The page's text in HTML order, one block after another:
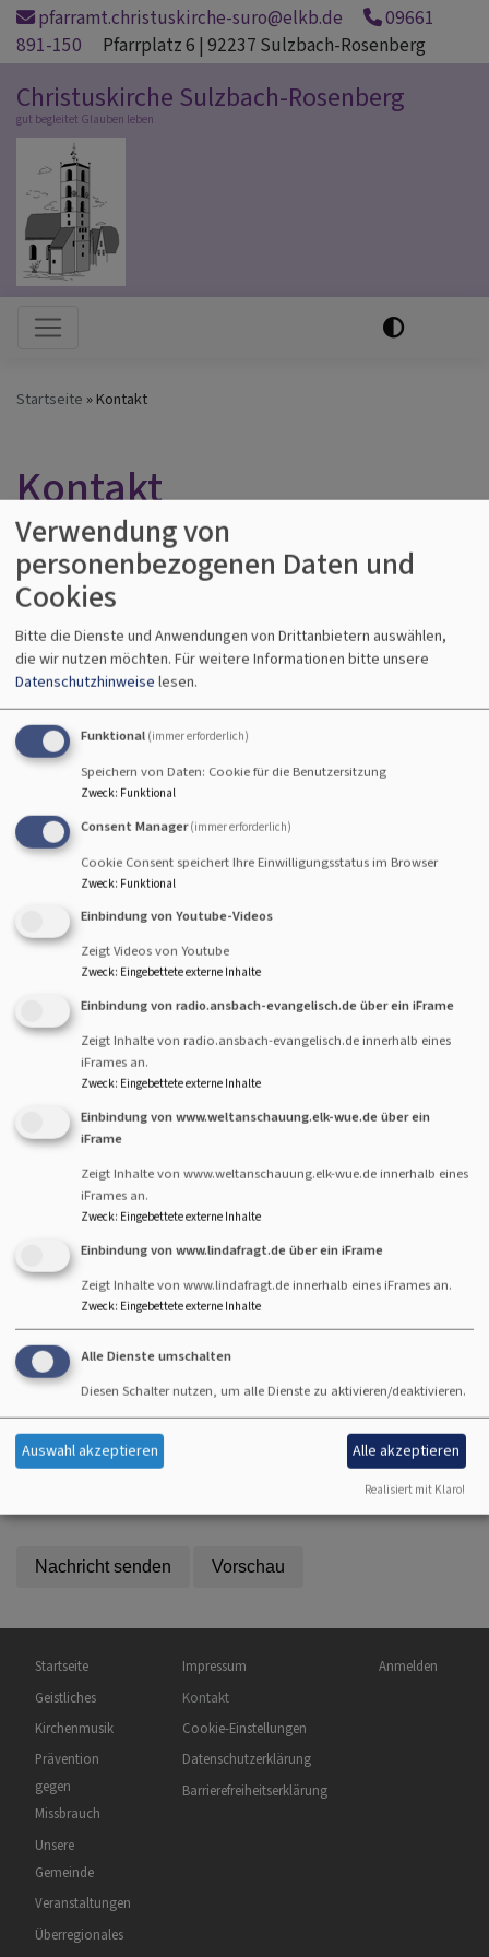
Direkt
zum
Inhalt
pfarramt.christuskirche-suro@elkb.de
09661
891-150
Pfarrplatz 6 | 92237 Sulzbach-Rosenberg
Christuskirche Sulzbach-Rosenberg
gut begleitet Glauben leben
Hauptnavigation
Startseite Kontakt
Kontakt
Ihr Name
Ihre E-Mail-Adresse
Betreff
Nachricht
Bitte geben Sie in Ihrer Nachricht keine Links oder
Internetadressen an.
Einwilligung
Sie erklären sich damit einverstanden, dass Ihre Daten zur
Bearbeitung Ihres Anliegens verwendet werden. Weitere
Informationen und Widerrufshinweise finden Sie in der
Datenschutzerklärung.
CAPTCHA
Math question (4 + 0 =)
Lösen Sie diese einfache mathematische Aufgabe und geben das
Hauptnavigation
Startseite
Geistliches
Kirchenmusik
Prävention
gegen
Missbrauch
Unsere
Gemeinde
Veranstaltungen
Überregionales
Fußbereichsmenü
Impressum
Kontakt
Cookie-Einstellungen
Datenschutzerklärung
Barrierefreiheitserklärung
Benutzermenü
Anmelden
Verwendung von
personenbezogenen Daten und
Cookies
Bitte die Dienste und Anwendungen von Drittanbietern auswählen,
die wir nutzen möchten. Für weitere Informationen bitte unsere
Datenschutzhinweise lesen.
Funktional (immer erforderlich)
Speichern von Daten: Cookie für die Benutzersitzung
Zweck: Funktional
Consent Manager (immer erforderlich)
Cookie Consent speichert Ihre Einwilligungsstatus im Browser
Zweck: Funktional
Einbindung von Youtube-Videos
Zeigt Videos von Youtube
Zweck: Eingebettete externe Inhalte
Einbindung von radio.ansbach-evangelisch.de über ein iFrame
Zeigt Inhalte von radio.ansbach-evangelisch.de innerhalb eines
iFrames an.
Zweck: Eingebettete externe Inhalte
Einbindung von www.weltanschauung.elk-wue.de über ein
iFrame
Zeigt Inhalte von www.weltanschauung.elk-wue.de innerhalb eines
iFrames an.
Zweck: Eingebettete externe Inhalte
Einbindung von www.lindafragt.de über ein iFrame
Zeigt Inhalte von www.lindafragt.de innerhalb eines iFrames an.
Zweck: Eingebettete externe Inhalte
Alle Dienste umschalten
Diesen Schalter nutzen, um alle Dienste zu aktivieren/deaktivieren.
Auswahl akzeptieren Alle akzeptieren
Realisiert mit Klaro!